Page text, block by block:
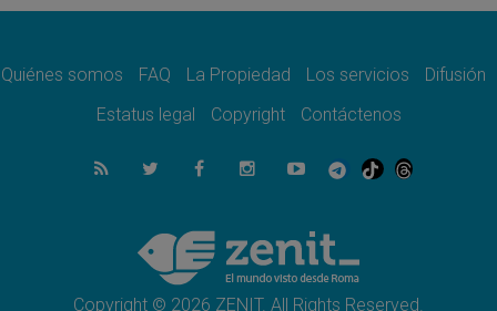
06.08.2026
06.08.2026
de la Paz en la Escuela de San Francisco
La visita del Papa León XIV a Asís en un
minuto
El agradecimiento de los jóvenes al Papa:
«Hoy nos sentimos Iglesia»
Quiénes somos FAQ La Propiedad Los servicios
Difusión
Estatus legal
Copyright Contáctenos
Copyright © 2026 ZENIT. All Rights Reserved.